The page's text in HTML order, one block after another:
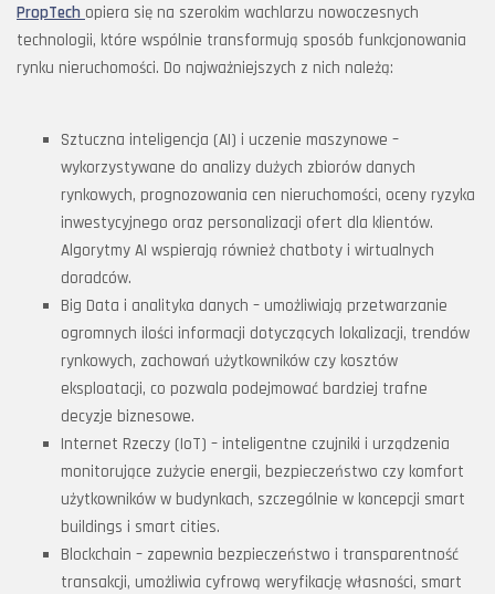
PropTech opiera się na szerokim wachlarzu nowoczesnych
technologii, które wspólnie transformują sposób funkcjonowania
rynku nieruchomości. Do najważniejszych z nich należą:
Sztuczna inteligencja (AI) i uczenie maszynowe –
wykorzystywane do analizy dużych zbiorów danych
rynkowych, prognozowania cen nieruchomości, oceny ryzyka
inwestycyjnego oraz personalizacji ofert dla klientów.
Algorytmy AI wspierają również chatboty i wirtualnych
doradców.
Big Data i analityka danych – umożliwiają przetwarzanie
ogromnych ilości informacji dotyczących lokalizacji, trendów
rynkowych, zachowań użytkowników czy kosztów
eksploatacji, co pozwala podejmować bardziej trafne
decyzje biznesowe.
Internet Rzeczy (IoT) – inteligentne czujniki i urządzenia
monitorujące zużycie energii, bezpieczeństwo czy komfort
użytkowników w budynkach, szczególnie w koncepcji smart
buildings i smart cities.
Blockchain – zapewnia bezpieczeństwo i transparentność
transakcji, umożliwia cyfrową weryfikację własności, smart